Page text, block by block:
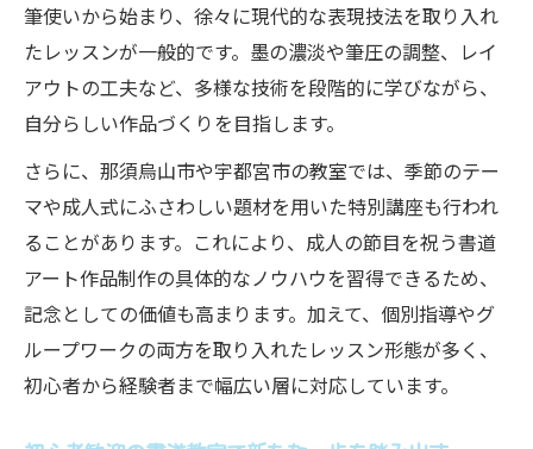
筆使いから始まり、徐々に現代的な表現技法を取り入れ
たレッスンが一般的です。墨の濃淡や筆圧の調整、レイ
アウトの工夫など、多様な技術を段階的に学びながら、
自分らしい作品づくりを目指します。
さらに、那須烏山市や宇都宮市の教室では、季節のテー
マや成人式にふさわしい題材を用いた特別講座も行われ
ることがあります。これにより、成人の節目を祝う書道
アート作品制作の具体的なノウハウを習得できるため、
記念としての価値も高まります。加えて、個別指導やグ
ループワークの両方を取り入れたレッスン形態が多く、
初心者から経験者まで幅広い層に対応しています。